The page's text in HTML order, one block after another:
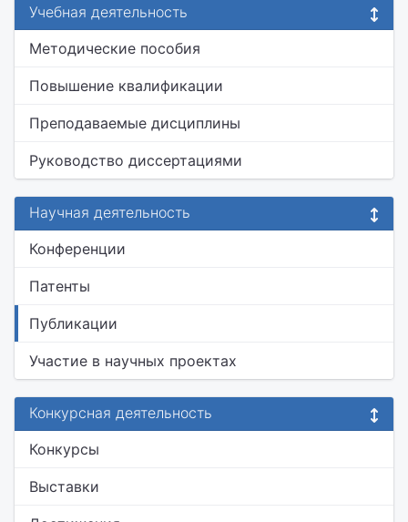
Учебная деятельность
Методические пособия
Повышение квалификации
Преподаваемые дисциплины
Руководство диссертациями
Научная деятельность
Конференции
Патенты
Публикации
Участие в научных проектах
Конкурсная деятельность
Конкурсы
Выставки